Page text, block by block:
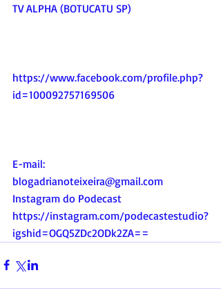
TV ALPHA (BOTUCATU SP)
https://www.facebook.com/profile.php?
id=100092757169506
E-mail:
blogadrianoteixeira@gmail.com
Instagram do Podecast
https://instagram.com/podecastestudio?
igshid=OGQ5ZDc2ODk2ZA==